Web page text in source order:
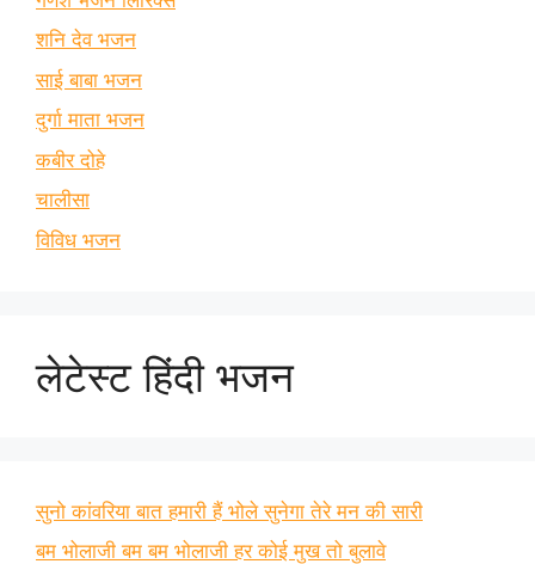
शनि देव भजन
साई बाबा भजन
दुर्गा माता भजन
कबीर दोहे
चालीसा
विविध भजन
लेटेस्ट हिंदी भजन
सुनो कांवरिया बात हमारी हैं भोले सुनेगा तेरे मन की सारी
बम भोलाजी बम बम भोलाजी हर कोई मुख तो बुलावे